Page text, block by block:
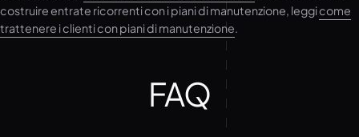
costruire entrate ricorrenti con i piani di manutenzione, leggicome
trattenere i clienti con piani di manutenzione.
FAQ